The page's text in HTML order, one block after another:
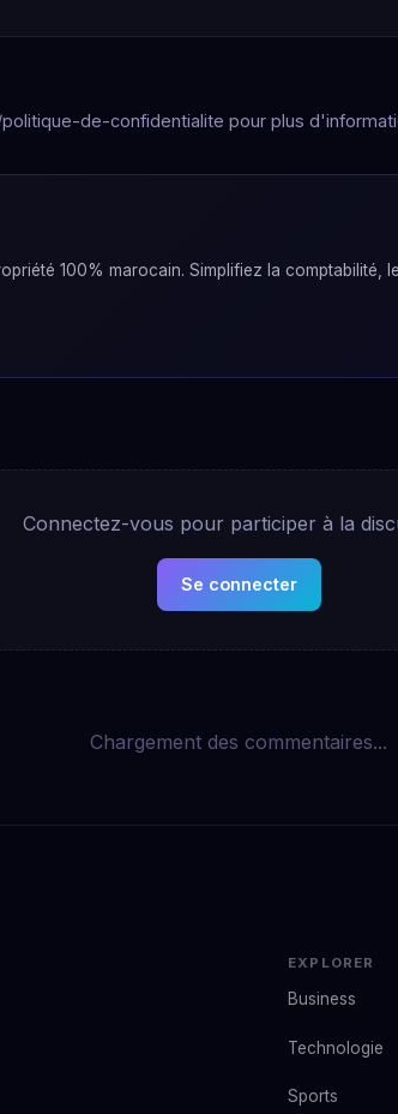
de-confidentialite pour plus
100% marocain. Simplifiez la comptabilité,
Connectez-vous pour participer à la
Se connecter
Chargement des commentaires...
EXPLORER
Business
Technologie
Sports